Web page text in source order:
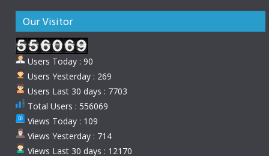
Our Visitor
Users Today : 90
Users Yesterday : 269
Users Last 30 days : 7703
Total Users : 556069
Views Today : 109
Views Yesterday : 714
Views Last 30 days : 12170